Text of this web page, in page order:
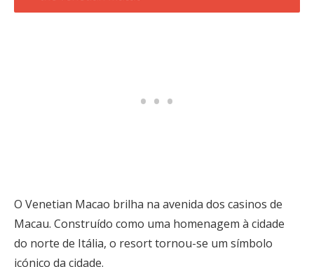
O Venetian Macao brilha na avenida dos casinos de
Macau. Construído como uma homenagem à cidade
do norte de Itália, o resort tornou-se um símbolo
icónico da cidade.